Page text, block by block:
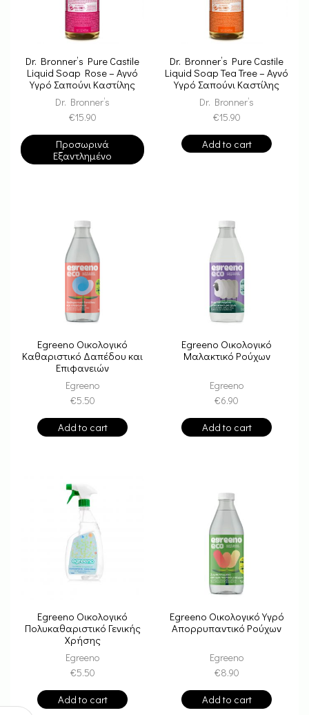
Dr. Bronner’s Pure Castile
Liquid Soap Rose – Αγνό
Υγρό Σαπούνι Καστίλης
Dr. Bronner’s
€15.90
Προσωρινά
Εξαντλημένο
Dr. Bronner’s Pure Castile
Liquid Soap Tea Tree – Αγνό
Υγρό Σαπούνι Καστίλης
Dr. Bronner’s
€15.90
Add to cart
Egreeno Οικολογικό
Καθαριστικό Δαπέδου και
Επιφανειών
Egreeno
€5.50
Add to cart
Egreeno Οικολογικό
Μαλακτικό Ρούχων
Egreeno
€6.90
Add to cart
Egreeno Οικολογικό
Πολυκαθαριστικό Γενικής
Χρήσης
Egreeno
€5.50
Add to cart
Egreeno Οικολογικό Υγρό
Απορρυπαντικό Ρούχων
Egreeno
€8.90
Add to cart